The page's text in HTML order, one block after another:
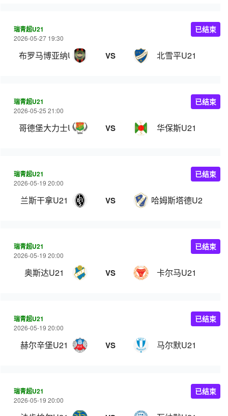
瑞青超U21
2026-05-27 19:30
布罗马博亚纳U21 VS 北雪平U21
已结束
瑞青超U21
2026-05-25 21:00
哥德堡大力士U21 VS 华保斯U21
已结束
瑞青超U21
2026-05-19 20:00
兰斯干拿U21 VS 哈姆斯塔德U21
已结束
瑞青超U21
2026-05-19 20:00
奥斯达U21 VS 卡尔马U21
已结束
瑞青超U21
2026-05-19 20:00
赫尔辛堡U21 VS 马尔默U21
已结束
瑞青超U21
2026-05-19 20:00
已结束